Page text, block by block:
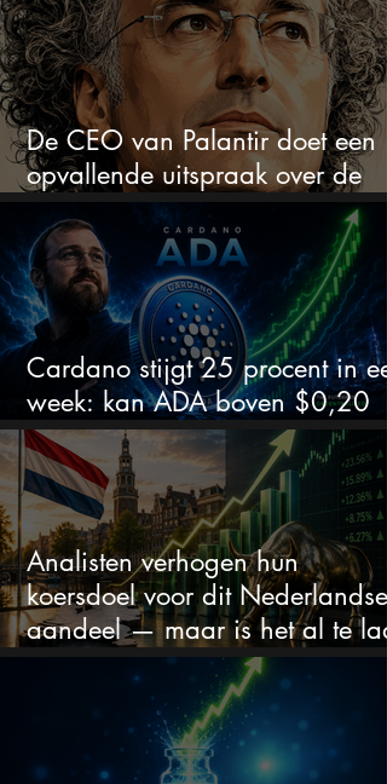
De CEO van Palantir doet een
opvallende uitspraak over de
beurs
Cardano stijgt 25 procent in
week: kan ADA boven $0,20
blijven?
Analisten verhogen hun
koersdoel voor dit Nederlandse
aandeel — maar is het al te laat
om in te stappen?